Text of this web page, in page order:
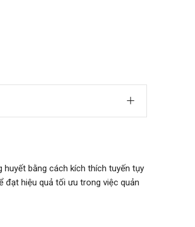
bằng cách kích thích tuyến tụy
đạt hiệu quả tối ưu trong việc quản